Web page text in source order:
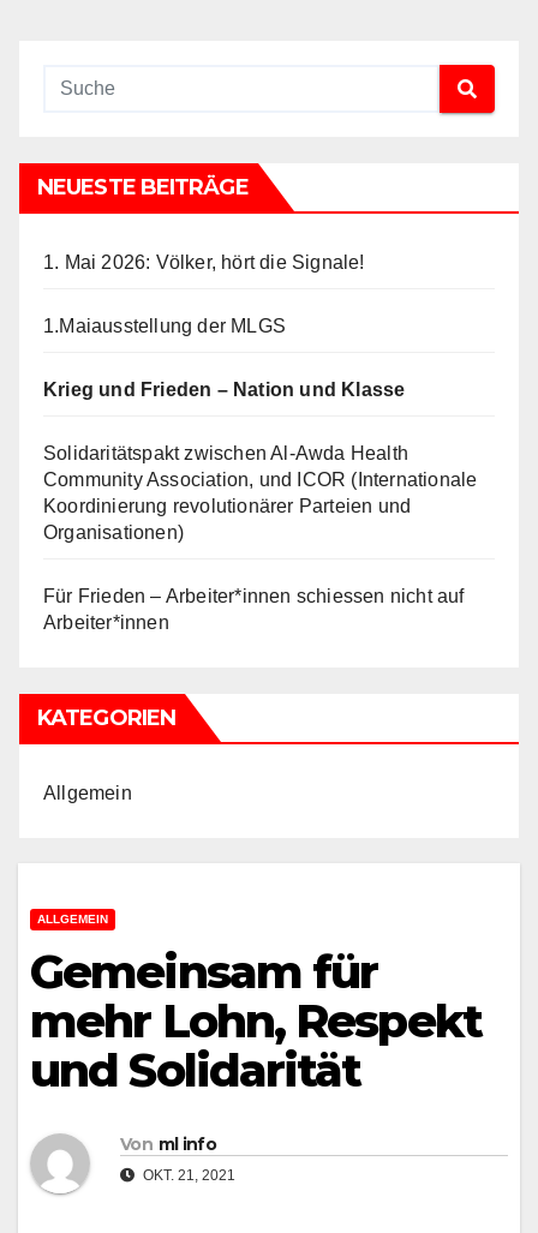
NEUESTE BEITRÄGE
1. Mai 2026: Völker, hört die Signale!
1.Maiausstellung der MLGS
Krieg und Frieden – Nation und Klasse
Solidaritätspakt zwischen Al-Awda Health
Community Association, und ICOR (Internationale
Koordinierung revolutionärer Parteien und
Organisationen)
Für Frieden – Arbeiter*innen schiessen nicht auf
Arbeiter*innen
KATEGORIEN
Allgemein
ALLGEMEIN
Gemeinsam für
mehr Lohn, Respekt
und Solidarität
Von ml info
OKT. 21, 2021